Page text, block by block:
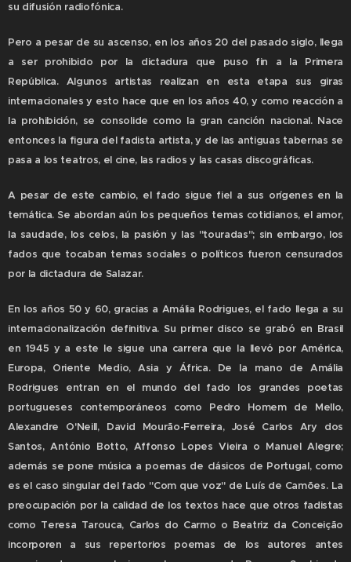
su difusión radiofónica.
Pero a pesar de su ascenso, en los años 20 del pasado siglo, llega
a ser prohibido por la dictadura que puso fin a la Primera
República. Algunos artistas realizan en esta etapa sus giras
internacionales y esto hace que en los años 40, y como reacción a
la prohibición, se consolide como la gran canción nacional. Nace
entonces la figura del fadista artista, y de las antiguas tabernas se
pasa a los teatros, el cine, las radios y las casas discográficas.
A pesar de este cambio, el fado sigue fiel a sus orígenes en la
temática. Se abordan aún los pequeños temas cotidianos, el amor,
la saudade, los celos, la pasión y las "touradas"; sin embargo, los
fados que tocaban temas sociales o políticos fueron censurados
por la dictadura de Salazar.
En los años 50 y 60, gracias a Amália Rodrigues, el fado llega a su
internacionalización definitiva. Su primer disco se grabó en Brasil
en 1945 y a este le sigue una carrera que la llevó por América,
Europa, Oriente Medio, Asia y África. De la mano de Amália
Rodrigues entran en el mundo del fado los grandes poetas
portugueses contemporáneos como Pedro Homem de Mello,
Alexandre O'Neill, David Mourão-Ferreira, José Carlos Ary dos
Santos, António Botto, Affonso Lopes Vieira o Manuel Alegre;
además se pone música a poemas de clásicos de Portugal, como
es el caso singular del fado "Com que voz" de Luís de Camões. La
preocupación por la calidad de los textos hace que otros fadistas
como Teresa Tarouca, Carlos do Carmo o Beatriz da Conceição
incorporen a sus repertorios poemas de los autores antes